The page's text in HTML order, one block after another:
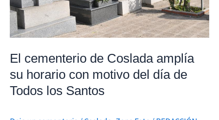
El cementerio de Coslada amplía
su horario con motivo del día de
Todos los Santos
con
motivo
del
de
Todos
los